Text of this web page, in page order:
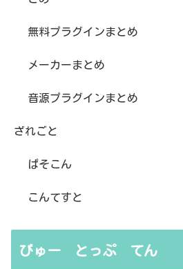
無料プラグインまとめ
メーカーまとめ
音源プラグインまとめ
ざれごと
ぱそこん
こんてすと
びゅー とっぷ てん